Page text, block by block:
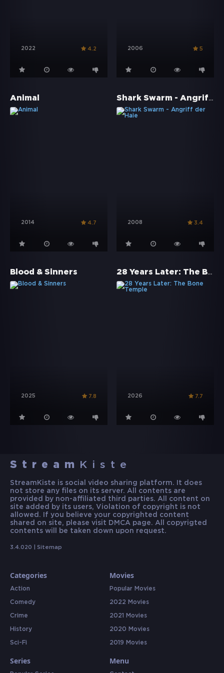
2022 4.2 2006 5
Animal
2014 4.7
Shark Swarm - Angriff der Haie
2008 3.4
Blood & Sinners
2025 7.8
28 Years Later: The Bone Temple
2026 7.7
Stream Kiste
StreamKiste is social video sharing platform. It does
not store any files on its server. All contents are
provided by non-affiliated third parties. All content on
site added by its users, Violation of copyright is not
allowed. If you believe your copyrighted content
shared on site, please visit DMCA page. All copyrigted
contents will be taken down upon request.
3.4.020 | Sitemap
Categories
Action
Comedy
Crime
History
Sci-Fi
Movies
Popular Movies
2022 Movies
2021 Movies
2020 Movies
2019 Movies
Series Menu